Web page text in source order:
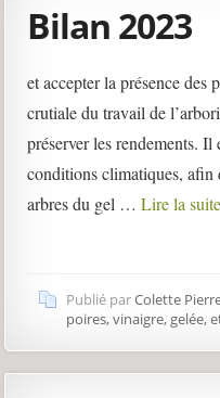
Bilan 2023
et accepter la présence des
crutiale du travail de
préserver les rendements.
conditions climatiques, afin
arbres du gel …Lire la
Publié parColette
poires, vinaigre, gelée,